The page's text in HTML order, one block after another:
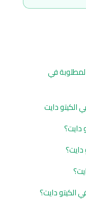
في
الكيتو دايت
دايت؟